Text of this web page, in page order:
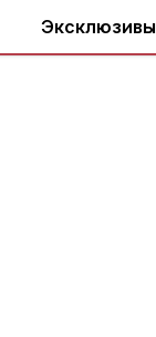
Эксклюзивы